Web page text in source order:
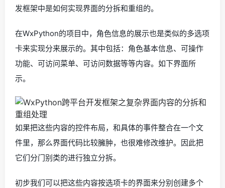
发框架中是如何实现界面的分拆和重组的。
在WxPython的项目中，角色信息的展示也是类似的多选项
卡来实现分来展示的。其中包括：角色基本信息、可操作
功能、可访问菜单、可访问数据等等内容。如下界面所
示。
如果把这些内容的控件布局，和具体的事件整合在一个文
件里，那么界面代码比较臃肿，也很难修改维护。因此把
它们分门别类的进行独立分拆。
初步我们可以把这些内容按选项卡的界面来分别创建多个